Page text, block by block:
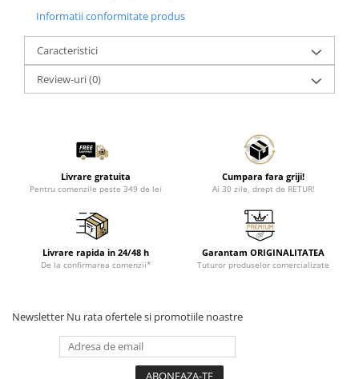
Informatii conformitate produs
Caracteristici
Review-uri(0)
Livrare gratuita
Pentru comenzile peste 349 de lei
Cumpara fara griji!
Ai 30 zile, drept de RETUR!
Livrare rapida in 24/48 h
De la confirmarea comenzii*
Garantam ORIGINALITATEA
Tuturor produselor comercializate
Newsletter Nu rata ofertele si promotiile noastre